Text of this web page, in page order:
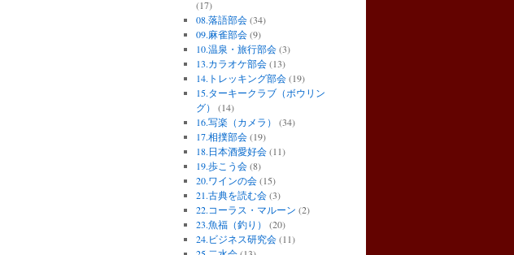
(17)
08.落語部会(34)
09.麻雀部会(9)
10.温泉・旅行部会(3)
13.カラオケ部会(13)
14.トレッキング部会(19)
15.ターキークラブ（ボウリン
グ）
(14)
16.写楽（カメラ）
(34)
17.相撲部会(19)
18.日本酒愛好会(11)
19.歩こう会(8)
20.ワインの会(15)
21.古典を読む会(3)
22.コーラス・マルーン (2)
23.魚福（釣り）
(20)
24.ビジネス研究会(11)